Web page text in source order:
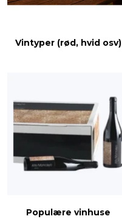
Vintyper (rød, hvid osv)
Populære vinhuse